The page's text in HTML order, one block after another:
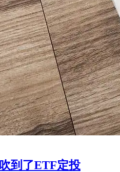
到了ETF定投